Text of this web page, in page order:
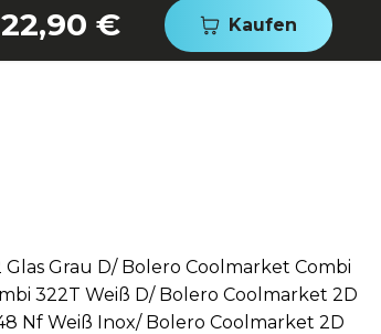
22,90 € Kaufen
Grau D/ Bolero Coolmarket Combi
322T Weiß D/ Bolero Coolmarket 2D
Nf Weiß Inox/ Bolero Coolmarket 2D